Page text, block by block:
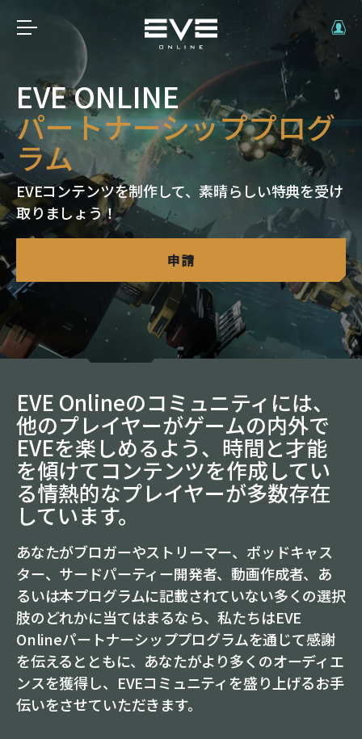
EVE ONLINE
パートナーシッププログ
ラム
EVEコンテンツを制作して、素晴らしい特典を受け
取りましょう！
申請
EVE Onlineのコミュニティには、
他のプレイヤーがゲームの内外で
EVEを楽しめるよう、時間と才能
を傾けてコンテンツを作成してい
る情熱的なプレイヤーが多数存在
しています。
あなたがブロガーやストリーマー、ポッドキャス
ター、サードパーティー開発者、動画作成者、あ
るいは本プログラムに記載されていない多くの選択
肢のどれかに当てはまるなら、私たちはEVE
Onlineパートナーシッププログラムを通じて感謝
を伝えるとともに、あなたがより多くのオーディエ
ンスを獲得し、EVEコミュニティを盛り上げるお手
伝いをさせていただきます。